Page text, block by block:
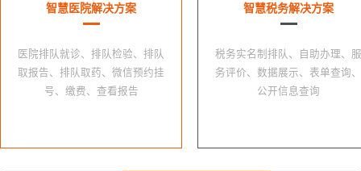
智慧医院解决方案
医院排队就诊、排队检验、排队
取报告、排队取药、微信预约挂
号、缴费、查看报告
智慧税务解决方案
税务实名制排队、自助办理、服
务评价、数据展示、表单查询、
公开信息查询